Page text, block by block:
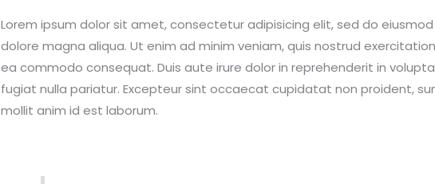
Lorem ipsum dolor sit amet, consectetur adipisicing elit, sed do
dolore magna aliqua. Ut enim ad minim veniam, quis nostrud
ea commodo consequat. Duis aute irure dolor in reprehenderit in
fugiat nulla pariatur. Excepteur sint occaecat cupidatat non proident,
mollit anim id est laborum.